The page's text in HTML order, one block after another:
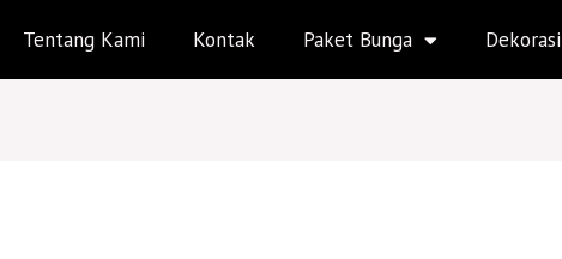
Tentang Kami Kontak Paket Bunga Dekorasi